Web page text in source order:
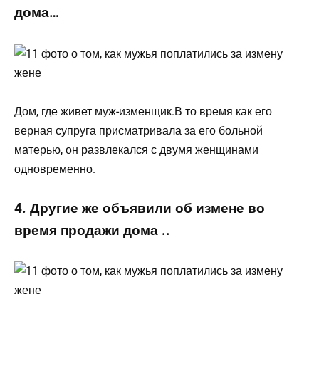
дома…
Дом, где живет муж-изменщик.В то время как его
верная супруга присматривала за его больной
матерью, он развлекался с двумя женщинами
одновременно.
4. Другие же объявили об измене во
время продажи дома ..